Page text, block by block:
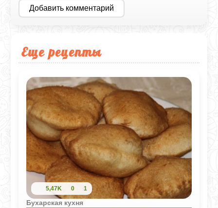
Добавить комментарий
Еще рецепты
5,47K 0 1
Бухарская кухня